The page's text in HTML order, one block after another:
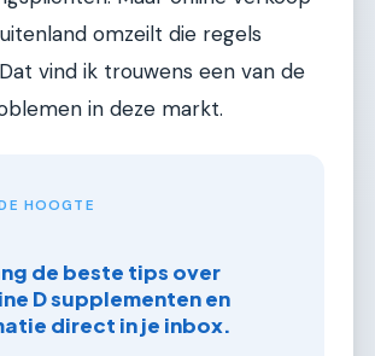
omzeilt die regels
vind ik trouwens een van de
in deze markt.
HOOGTE
de beste tips over
D supplementen en
direct in je inbox.